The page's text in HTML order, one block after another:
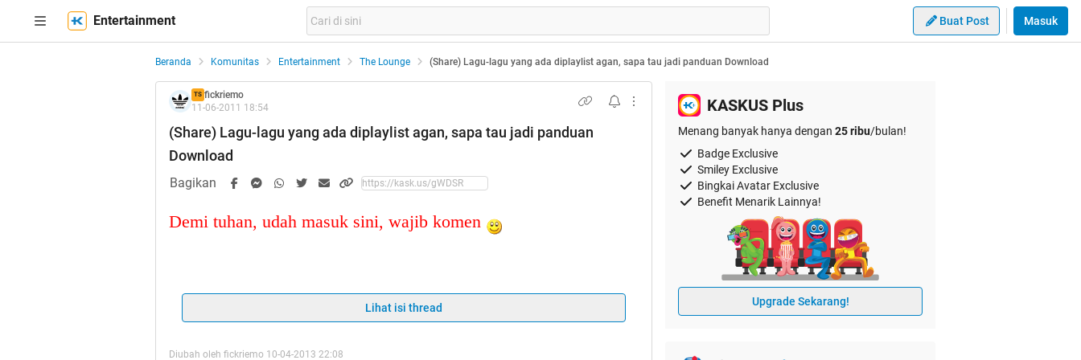
Entertainment Buat Post Masuk
Beranda Komunitas Entertainment The Lounge (Share) Lagu-lagu yang ada diplaylist agan, sapa tau jadi panduan Download
TS fickriemo
11-06-2011 18:54
(Share) Lagu-lagu yang ada diplaylist agan, sapa tau jadi panduan
Download
Bagikan
Demi tuhan, udah masuk sini, wajib komen
Quote:
Yang komennya COPAS dari pageone, ane sumpahin
Lihat isi thread
Diubah oleh fickriemo 10-04-2013 22:08
KASKUS Plus
Menang banyak hanya dengan 25 ribu/bulan!
Badge Exclusive
Smiley Exclusive
Bingkai Avatar Exclusive
Benefit Menarik Lainnya!
Upgrade Sekarang!